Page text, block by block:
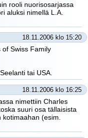
rooli nuorisosarjassa
aluksi nimellä L.A.
18.11.2006 klo 15:20
Swiss Family
tai USA.
18.11.2006 klo 16:25
nimettiin Charles
suuri osa tällaisista
(esim.